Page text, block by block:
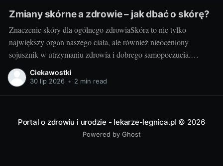
Zmiany skórne a zdrowie – jak dbać o skórę?
Znaczenie skóry dla ogólnego zdrowiaSkóra to nie tylko
największy organ naszego ciała, ale również nieoceniony
sojusznik w utrzymaniu zdrowia i dobrego samopoczucia.
Właściwa troska i zrozumienie jej funkcji to fundament w
podejściu do pielęgnacji skóry. Potrzebna jest nam przede
Ciekawostki
30 lip 2026 • 2 min read
Portal o zdrowiu i urodzie - lekarze-legnica.pl © 2026
Powered by Ghost